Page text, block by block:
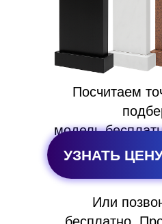
Посчитаем
модель
Или
УЗНАТЬ